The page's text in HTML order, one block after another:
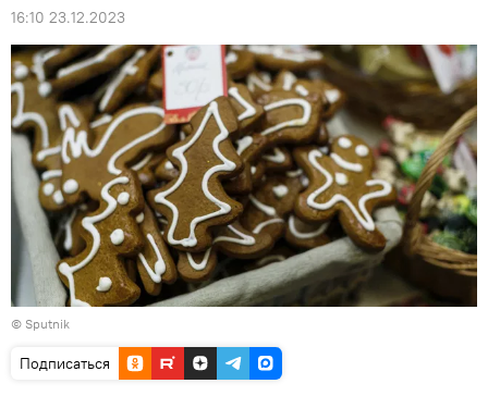
16:10 23.12.2023
© Sputnik
Подписаться